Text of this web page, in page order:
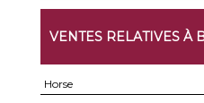
VENTES RELATIVES À
Horse